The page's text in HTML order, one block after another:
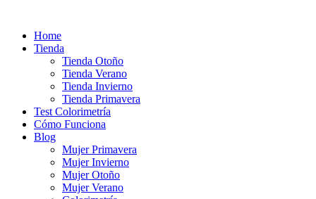
contenidoHome
Tienda
Tienda Otoño
Tienda Verano
Tienda Invierno
Tienda Primavera
Test Colorimetría
Cómo Funciona
Blog
Mujer Primavera
Mujer Invierno
Mujer Otoño
Mujer Verano